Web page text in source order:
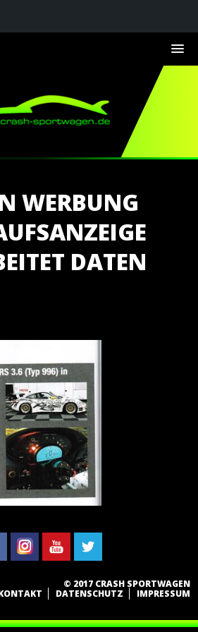
WERBUNG
DATEN
© 2017 CRASH SPORTWAGEN
DATENSCHUTZ IMPRESSUM